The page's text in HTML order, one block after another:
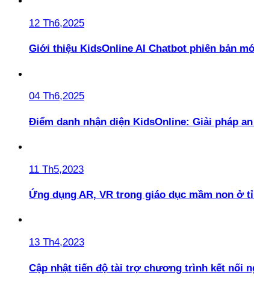
12 Th6,2025
Giới thiệu KidsOnline AI Chatbot phiên bản
04 Th6,2025
Điểm danh nhận diện KidsOnline: Giải pháp
11 Th5,2023
Ứng dụng AR, VR trong giáo dục mầm non ở
13 Th4,2023
Cập nhật tiến độ tài trợ chương trình kết nối